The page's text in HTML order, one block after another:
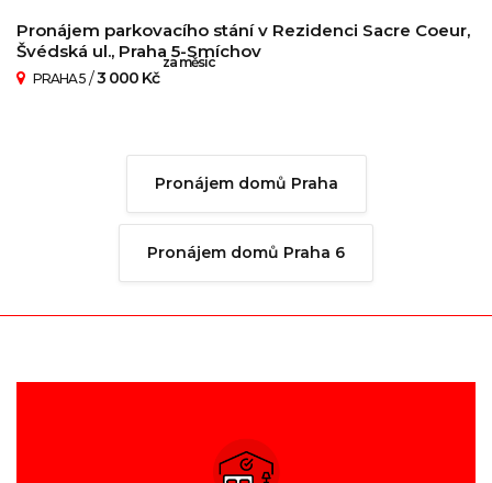
Pronájem parkovacího stání v Rezidenci Sacre Coeur,
Švédská ul., Praha 5-Smíchov
PRAHA 5 /3 000 Kč
za měsíc
Pronájem domů Praha
Pronájem domů Praha 6